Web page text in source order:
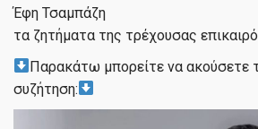
Έφη Τσαμπάζη
τα ζητήματα της τρέχουσας
Παρακάτω μπορείτε να ακούσετε
συζήτηση: